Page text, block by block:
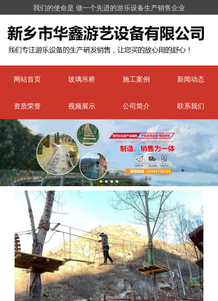
我们的使命是 做一个先进的游乐设备生产销售企业
网站首页 玻璃吊桥 施工案例 新闻动态
资质荣誉 视频展示 公司简介 联系我们